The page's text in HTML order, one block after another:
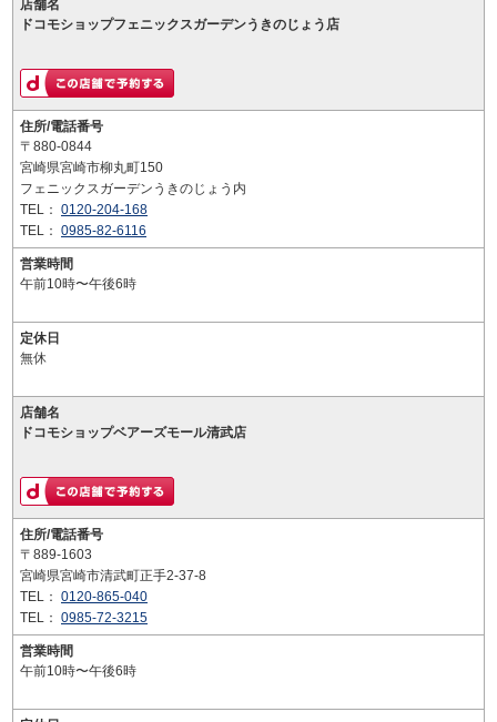
店舗名
ドコモショップフェニックスガーデンうきのじょう店
住所/電話番号
〒880-0844
宮崎県宮崎市柳丸町150
フェニックスガーデンうきのじょう内
TEL： 0120-204-168
TEL： 0985-82-6116
営業時間
午前10時〜午後6時
定休日
無休
店舗名
ドコモショップベアーズモール清武店
住所/電話番号
〒889-1603
宮崎県宮崎市清武町正手2-37-8
TEL： 0120-865-040
TEL： 0985-72-3215
営業時間
午前10時〜午後6時